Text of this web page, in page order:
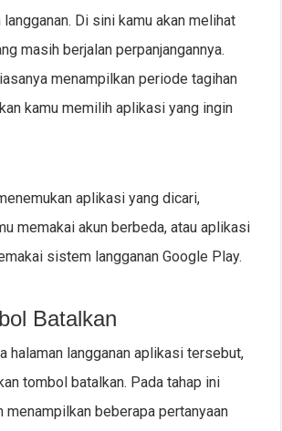
Di sini kamu akan melihat
masih berjalan perpanjangannya.
menampilkan periode tagihan
kamu memilih aplikasi yang ingin
aplikasi yang dicari,
memakai akun berbeda, atau aplikasi
sistem langganan Google Play.
Batalkan
halaman langganan aplikasi tersebut,
tombol batalkan. Pada tahap ini
menampilkan beberapa pertanyaan